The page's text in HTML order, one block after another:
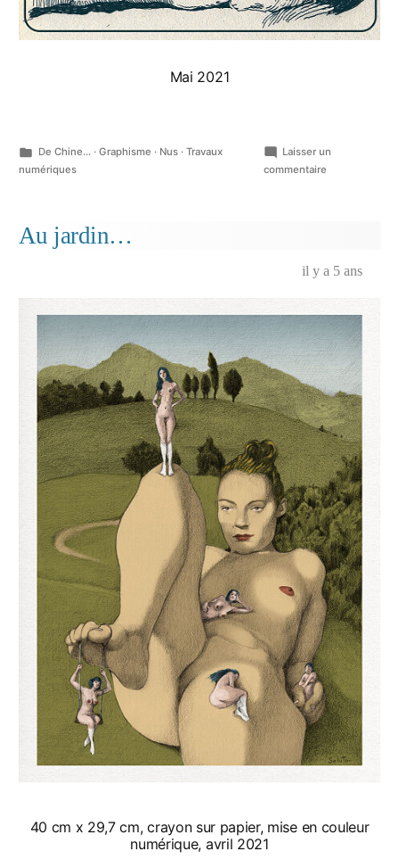
Mai 2021
Publié
dans
De Chine...· Graphisme · Nus· Travaux
numériques
Laisser un
commentairesur
Au jardin…
il y a 5 ans
40 cm x 29,7 cm, crayon sur papier, mise en couleur
numérique, avril 2021